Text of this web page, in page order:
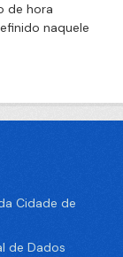
de hora
naquele
Cidade de
de Dados